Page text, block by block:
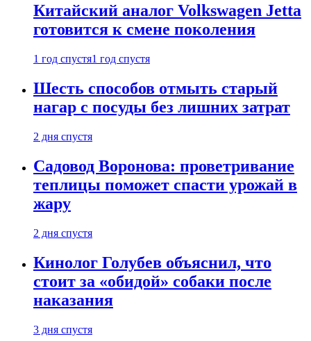
Китайский аналог Volkswagen Jetta
готовится к смене поколения
1 год спустя1 год спустя
Шесть способов отмыть старый
нагар с посуды без лишних затрат
2 дня спустя
Садовод Воронова: проветривание
теплицы поможет спасти урожай в
жару
2 дня спустя
Кинолог Голубев объяснил, что
стоит за «обидой» собаки после
наказания
3 дня спустя